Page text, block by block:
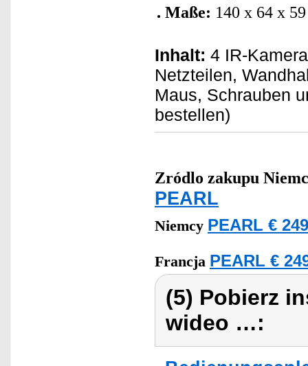
Maße: 140 x 64 x
Inhalt: 4 IR-
Netzteilen,
Maus, Schrauben
bestellen)
Zródlo zakupu
PEARL
Niemcy PEARL €
Francja PEARL €
(5) Pobierz
wideo …: